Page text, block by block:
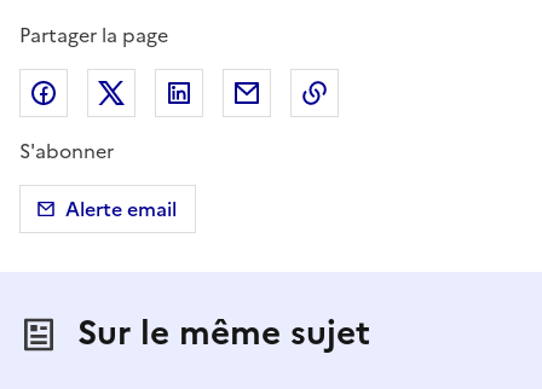
Partager la page
Partager sur Facebook
Partager sur X (anciennement Twitter)
Partager sur LinkedIn
Partager par email
S'abonner
Alerte email
Sur le même sujet